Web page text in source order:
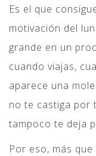
Es el que
motivación del
grande en un
cuando viajas,
aparece una
no te castiga por
tampoco te deja
Por eso, más